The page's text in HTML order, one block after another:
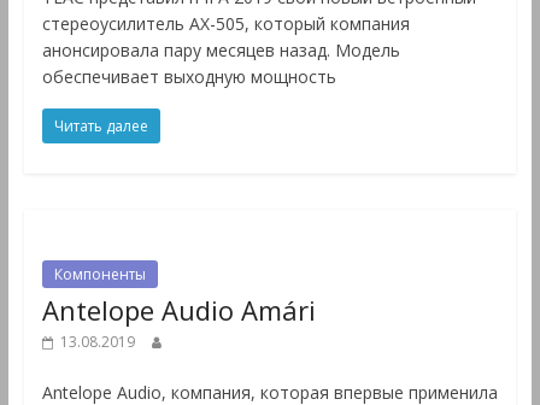
стереоусилитель AX-505, который компания
анонсировала пару месяцев назад. Модель
обеспечивает выходную мощность
Читать далее
Компоненты
Antelope Audio Amári
13.08.2019
Antelope Audio, компания, которая впервые применила